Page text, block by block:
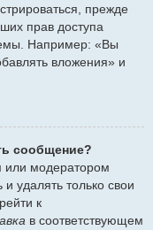
прежде
прав доступа
Например: «Вы
вложения» и
сообщение?
или модератором
удалять только свои
к
в соответствующем